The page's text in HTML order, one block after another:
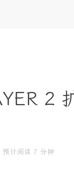
2
预计阅读 7 分钟